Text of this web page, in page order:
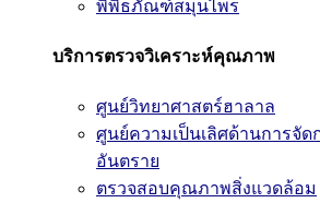
พิพิธภัณฑ์สมุนไพร
บริการตรวจวิเคราะห์คุณภาพ
ศูนย์วิทยาศาสตร์ฮาลาล
ศูนย์ความเป็นเลิศด้านการจัด
อันตราย
ตรวจสอบคุณภาพสิ่งแวดล้อม